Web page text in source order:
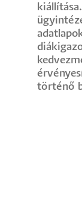
történő